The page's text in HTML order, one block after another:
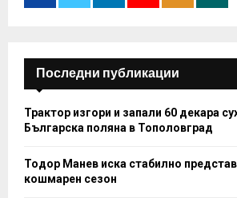
:
Последни публикации
Трактор изгори и запали 60 декара
Българска поляна в Тополовград
Тодор Манев иска стабилно
кошмарен сезон